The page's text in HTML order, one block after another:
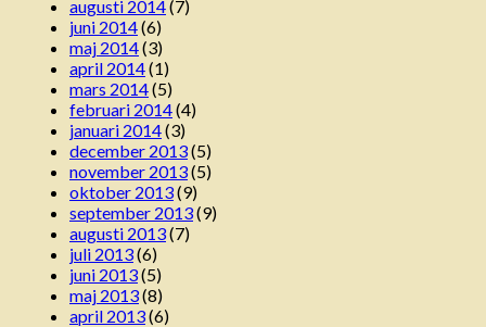
augusti 2014(7)
juni 2014(6)
maj 2014(3)
april 2014(1)
mars 2014(5)
februari 2014(4)
januari 2014(3)
december 2013(5)
november 2013(5)
oktober 2013(9)
september 2013(9)
augusti 2013(7)
juli 2013(6)
juni 2013(5)
maj 2013(8)
april 2013(6)